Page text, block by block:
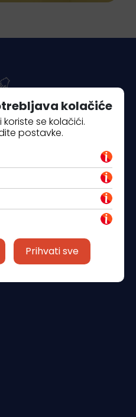
kolačiće
se kolačići.
postavke.
Prihvati sve